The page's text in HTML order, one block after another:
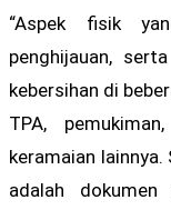
“Aspek fisik
penghijauan,
kebersihan di
TPA,
keramaian
adalah dokumen